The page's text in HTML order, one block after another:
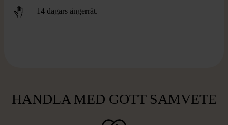
14 dagars ångerrät.
HANDLA MED GOTT SAMVETE